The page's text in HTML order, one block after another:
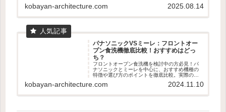
kobayan-architecture.com 2025.08.14
パナソニックVSミーレ：フロントオー
プン食洗機徹底比較！おすすめはどっ
ち？
フロントオープン食洗機を検討中の方必見！パ
ナソニックとミーレを中心に、おすすめ機種の
特徴や選び方のポイントを徹底比較。実際のユ
びをサポートします。容量、乾燥機能、使いや
kobayan-architecture.com 2024.11.10